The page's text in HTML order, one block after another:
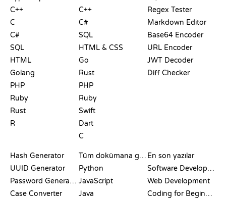
C++
C
C#
SQL
HTML
Golang
PHP
Ruby
Rust
R
C++
C#
SQL
HTML & CSS
Go
Rust
PHP
Ruby
Swift
Dart
C
Regex Tester
Markdown Editor
Base64 Encoder
URL Encoder
JWT Decoder
Diff Checker
Hash Generator
UUID Generator
Password Generator
Case Converter
Tüm dokümana göz at
Python
JavaScript
Java
En son yazılar
Software Development
Web Development
Coding for Beginners